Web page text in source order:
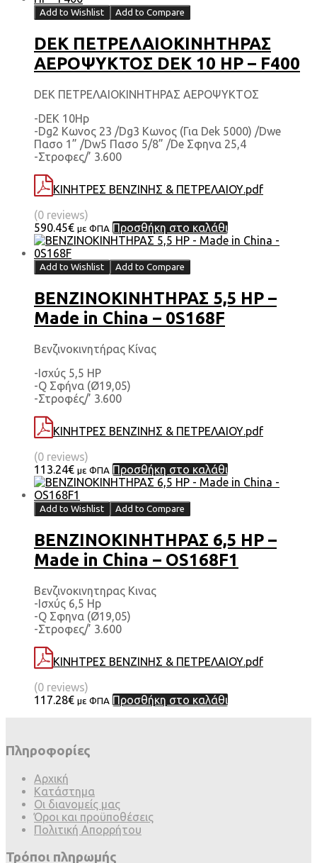
Add to Wishlist Add to Compare
DEK ΠΕΤΡΕΛΑΙΟΚΙΝΗΤΗΡΑΣ
ΑΕΡΟΨΥΚΤΟΣ DEK 10 HP – F400
DEK ΠΕΤΡΕΛΑΙΟΚΙΝΗΤΗΡΑΣ ΑΕΡΟΨΥΚΤΟΣ
-DEK 10Hp
-Dg2 Κωνος 23 /Dg3 Κωνος (Για Dek 5000) /Dwe
Πασο 1” /Dw5 Πασο 5/8” /De Σφηνα 25,4
-Στροφες/’ 3.600
ΚΙΝΗΤΡΕΣ ΒΕΝΖΙΝΗΣ & ΠΕΤΡΕΛΑΙΟΥ.pdf
(0 reviews)
590.45€ με ΦΠΑ Προσθήκη στο καλάθι
Add to Wishlist Add to Compare
ΒΕΝΖΙΝΟΚΙΝΗΤΗΡΑΣ 5,5 HP –
Made in China – 0S168F
Βενζινοκινητήρας Κίνας
-Ισχύς 5,5 HP
-Q Σφήνα (Ø19,05)
-Στροφές/’ 3.600
ΚΙΝΗΤΡΕΣ ΒΕΝΖΙΝΗΣ & ΠΕΤΡΕΛΑΙΟΥ.pdf
(0 reviews)
113.24€ με ΦΠΑ Προσθήκη στο καλάθι
Add to Wishlist Add to Compare
ΒΕΝΖΙΝΟΚΙΝΗΤΗΡΑΣ 6,5 HP –
Made in China – OS168F1
Βενζινοκινητηρας Κινας
-Ισχύς 6,5 Hp
-Q Σφηνα (Ø19,05)
-Στροφες/’ 3.600
ΚΙΝΗΤΡΕΣ ΒΕΝΖΙΝΗΣ & ΠΕΤΡΕΛΑΙΟΥ.pdf
(0 reviews)
117.28€ με ΦΠΑ Προσθήκη στο καλάθι
Πληροφορίες
Αρχική
Κατάστημα
Οι διανομείς μας
Όροι και προϋποθέσεις
Πολιτική Απορρήτου
Τρόποι πληρωμής